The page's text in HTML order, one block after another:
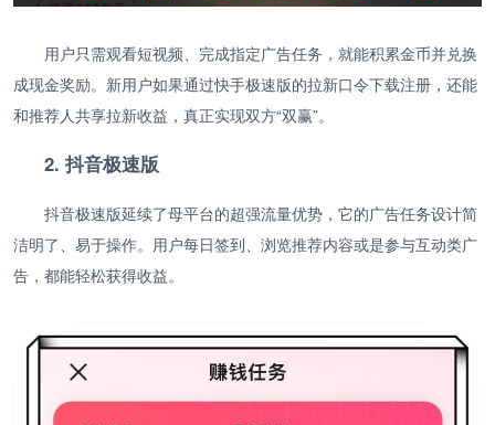
用户只需观看短视频、完成指定广告任务，就能积累金币并兑换
成现金奖励。新用户如果通过快手极速版的拉新口令下载注册，还能
和推荐人共享拉新收益，真正实现双方“双赢”。
2. 抖音极速版
抖音极速版延续了母平台的超强流量优势，它的广告任务设计简
洁明了、易于操作。用户每日签到、浏览推荐内容或是参与互动类广
告，都能轻松获得收益。